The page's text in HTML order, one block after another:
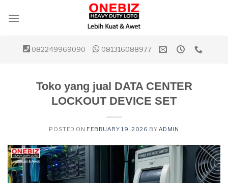
082249969090 081316088977
Toko yang jual DATA CENTER
LOCKOUT DEVICE SET
POSTED ON FEBRUARY 19, 2026 BY ADMIN